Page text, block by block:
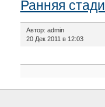
Ранняя
Автор: admin
20 Дек 2011 в 12:03